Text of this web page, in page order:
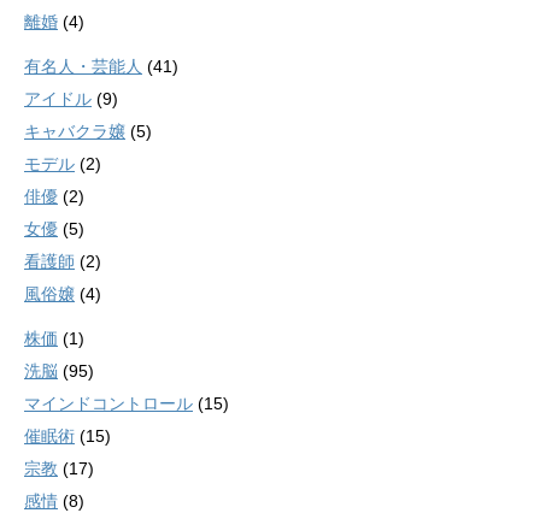
離婚 (4)
有名人・芸能人 (41)
アイドル (9)
キャバクラ嬢 (5)
モデル (2)
俳優 (2)
女優 (5)
看護師 (2)
風俗嬢 (4)
株価 (1)
洗脳 (95)
マインドコントロール (15)
催眠術 (15)
宗教 (17)
感情 (8)